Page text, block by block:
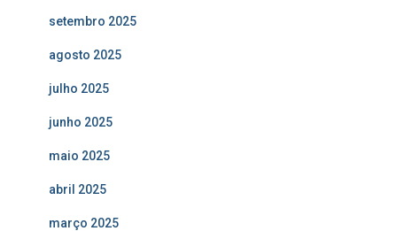
setembro 2025
agosto 2025
julho 2025
junho 2025
maio 2025
abril 2025
março 2025